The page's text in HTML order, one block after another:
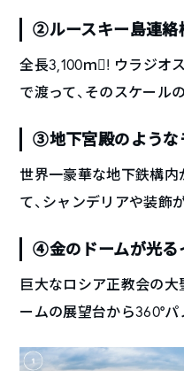
②ルースキー島連絡
全長3,100ｍ! ウラジオ
で渡って、そのスケール
③地下宮殿のような
世界一豪華な地下鉄構内
て、シャンデリアや装飾
④金のドームが光る
巨大なロシア正教会の大
ームの展望台から360°